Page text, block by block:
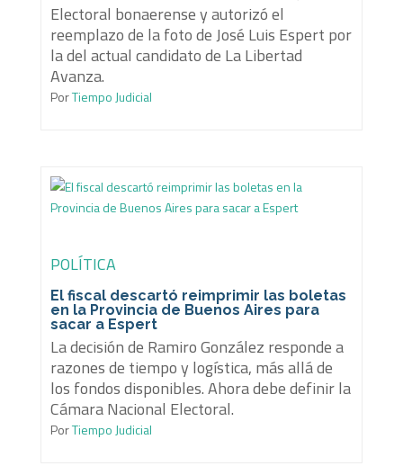
Electoral bonaerense y autorizó el
reemplazo de la foto de José Luis Espert por
la del actual candidato de La Libertad
Avanza.
PorTiempo Judicial
POLÍTICA
El fiscal descartó reimprimir las boletas
en la Provincia de Buenos Aires para
sacar a Espert
La decisión de Ramiro González responde a
razones de tiempo y logística, más allá de
los fondos disponibles. Ahora debe definir la
Cámara Nacional Electoral.
PorTiempo Judicial